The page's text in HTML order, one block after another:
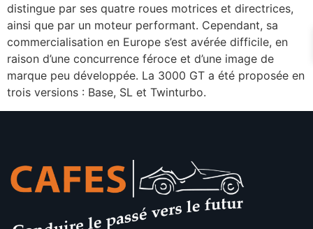
distingue par ses quatre roues motrices et directrices,
ainsi que par un moteur performant. Cependant, sa
commercialisation en Europe s’est avérée difficile, en
raison d’une concurrence féroce et d’une image de
marque peu développée. La 3000 GT a été proposée en
trois versions : Base, SL et Twinturbo.